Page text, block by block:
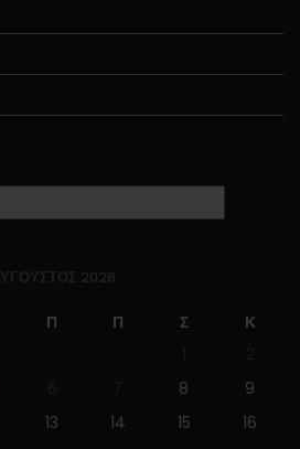
2026
Π Π Σ
Κ
1
2
6 7 8
9
13 14 15
16